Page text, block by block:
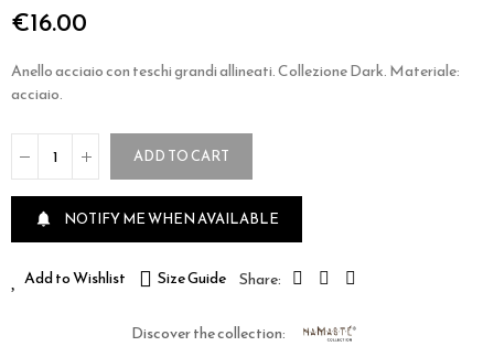
€16.00
Anello acciaio con teschi grandi allineati. Collezione Dark. Materiale:
acciaio.
ADD TO CART
 NOTIFY ME WHEN AVAILABLE
Add to Wishlist Size Guide
Discover the collection: